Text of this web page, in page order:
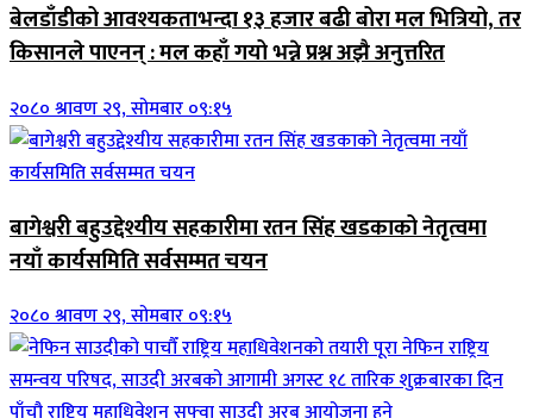
बेलडाँडीको आवश्यकताभन्दा १३ हजार बढी बोरा मल भित्रियो, तर
किसानले पाएनन् : मल कहाँ गयो भन्ने प्रश्न अझै अनुत्तरित
२०८० श्रावण २९, सोमबार ०९:१५
बागेश्वरी बहुउद्देश्यीय सहकारीमा रतन सिंह खडकाको नेतृत्वमा
नयाँ कार्यसमिति सर्वसम्मत चयन
२०८० श्रावण २९, सोमबार ०९:१५